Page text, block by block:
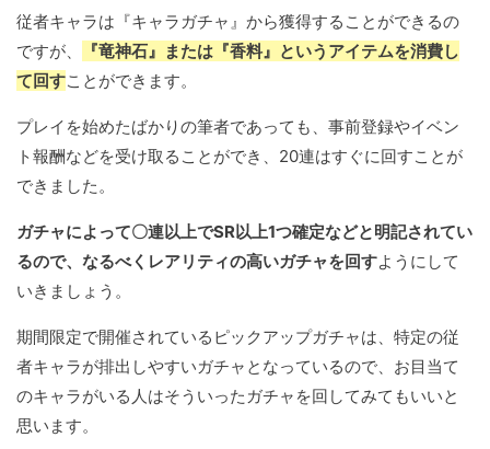
従者キャラは『キャラガチャ』から獲得することができるの
ですが、
『竜神石』または『香料』というアイテムを消費し
て回すことができます。
プレイを始めたばかりの筆者であっても、事前登録やイベン
ト報酬などを受け取ることができ、20連はすぐに回すことが
できました。
ガチャによって〇連以上でSR以上1つ確定などと明記されてい
るので、なるべくレアリティの高いガチャを回すようにして
いきましょう。
期間限定で開催されているピックアップガチャは、特定の従
者キャラが排出しやすいガチャとなっているので、お目当て
のキャラがいる人はそういったガチャを回してみてもいいと
思います。